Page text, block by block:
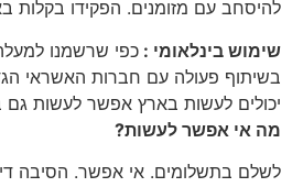
להיסחב עם מזומנים. הפקידו בקלות
שימוש בינלאומי:כפי שרשמנו למעלה
בשיתוף פעולה עם חברות האשראי
יכולים לעשות בארץ אפשר לעשות גם
מה אי אפשר לעשות?
לשלם בתשלומים. אי אפשר. הסיבה די